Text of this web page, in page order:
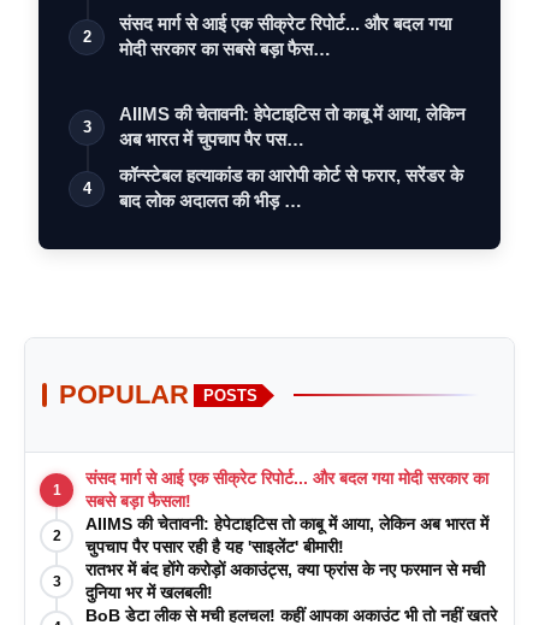
2
संसद मार्ग से आई एक सीक्रेट रिपोर्ट... और बदल गया
मोदी सरकार का सबसे बड़ा फैस…
3
AIIMS की चेतावनी: हेपेटाइटिस तो काबू में आया, लेकिन
अब भारत में चुपचाप पैर पस…
4
कॉन्स्टेबल हत्याकांड का आरोपी कोर्ट से फरार, सरेंडर के
बाद लोक अदालत की भीड़ …
POPULAR POSTS
1
संसद मार्ग से आई एक सीक्रेट रिपोर्ट... और बदल गया मोदी सरकार का
सबसे बड़ा फैसला!
2
AIIMS की चेतावनी: हेपेटाइटिस तो काबू में आया, लेकिन अब भारत में
चुपचाप पैर पसार रही है यह 'साइलेंट' बीमारी!
3
रातभर में बंद होंगे करोड़ों अकाउंट्स, क्या फ्रांस के नए फरमान से मची
दुनिया भर में खलबली!
BoB डेटा लीक से मची हलचल! कहीं आपका अकाउंट भी तो नहीं खतरे